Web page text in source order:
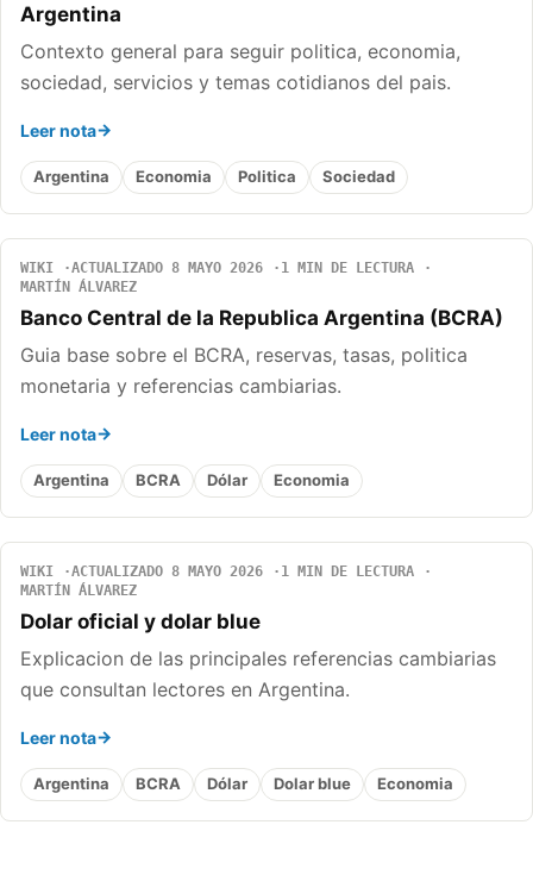
Argentina
Contexto general para seguir politica, economia,
sociedad, servicios y temas cotidianos del pais.
Leer nota
Argentina Economia Politica Sociedad
WIKI ACTUALIZADO 8 MAYO 2026
1 MIN DE LECTURA
MARTÍN ÁLVAREZ
Banco Central de la Republica Argentina (BCRA)
Guia base sobre el BCRA, reservas, tasas, politica
monetaria y referencias cambiarias.
Leer nota
Argentina BCRA Dólar Economia
WIKI ACTUALIZADO 8 MAYO 2026
1 MIN DE LECTURA
MARTÍN ÁLVAREZ
Dolar oficial y dolar blue
Explicacion de las principales referencias cambiarias
que consultan lectores en Argentina.
Leer nota
Argentina BCRA Dólar Dolar blue Economia